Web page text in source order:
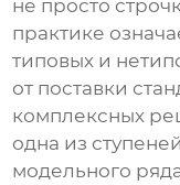
не просто
практике
типовых и
от поставки
комплексных
одна из
модельного